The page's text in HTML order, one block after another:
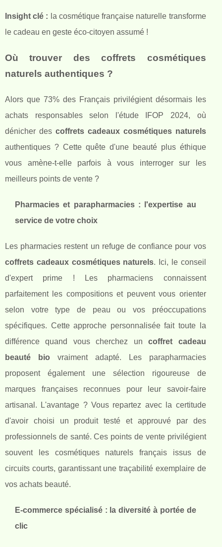
Insight clé : la cosmétique française naturelle transforme
le cadeau en geste éco-citoyen assumé !
Où trouver des coffrets cosmétiques
naturels authentiques ?
Alors que 73% des Français privilégient désormais les
achats responsables selon l'étude IFOP 2024, où
dénicher des coffrets cadeaux cosmétiques naturels
authentiques ? Cette quête d'une beauté plus éthique
vous amène-t-elle parfois à vous interroger sur les
meilleurs points de vente ?
Pharmacies et parapharmacies : l'expertise au
service de votre choix
Les pharmacies restent un refuge de confiance pour vos
coffrets cadeaux cosmétiques naturels. Ici, le conseil
d'expert prime ! Les pharmaciens connaissent
parfaitement les compositions et peuvent vous orienter
selon votre type de peau ou vos préoccupations
spécifiques. Cette approche personnalisée fait toute la
différence quand vous cherchez uncoffret cadeau
beauté bio vraiment adapté. Les parapharmacies
proposent également une sélection rigoureuse de
marques françaises reconnues pour leur savoir-faire
artisanal. L'avantage ? Vous repartez avec la certitude
d'avoir choisi un produit testé et approuvé par des
professionnels de santé. Ces points de vente privilégient
souvent les cosmétiques naturels français issus de
circuits courts, garantissant une traçabilité exemplaire de
vos achats beauté.
E-commerce spécialisé : la diversité à portée de
clic